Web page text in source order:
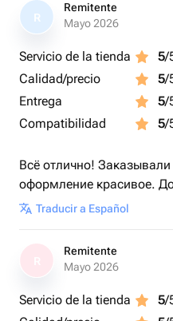
R
Remitente
Mayo 2026
Servicio de la tienda 5/
Calidad/precio
5/
Entrega
5/
Compatibilidad
5/
Всё отлично!
оформление красивое.
Traducir a Español
Remitente
Mayo 2026
Servicio de la tienda 5/